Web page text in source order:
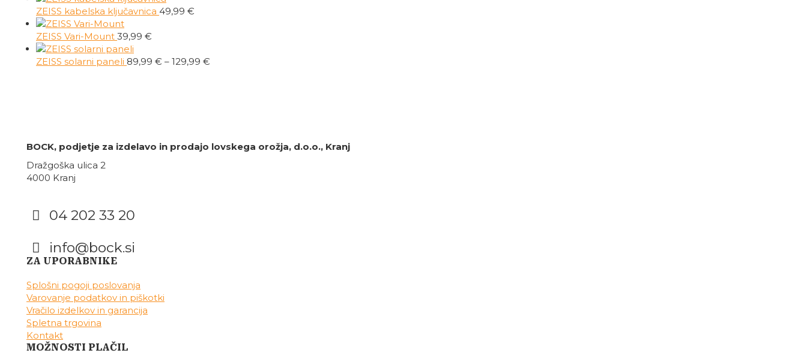
ZEISS kabelska ključavnica 49,99 €
ZEISS Vari-Mount 39,99 €
ZEISS solarni paneli 89,99 € – 129,99 €
BOCK, podjetje za izdelavo in prodajo lovskega orožja, d.o.o., Kranj
Dražgoška ulica 2
4000 Kranj
04 202 33 20
info@bock.si
Facebook
Instagram
ZA UPORABNIKE
Splošni pogoji poslovanja
Varovanje podatkov in piškotki
Vračilo izdelkov in garancija
Spletna trgovina
Kontakt
MOŽNOSTI PLAČIL